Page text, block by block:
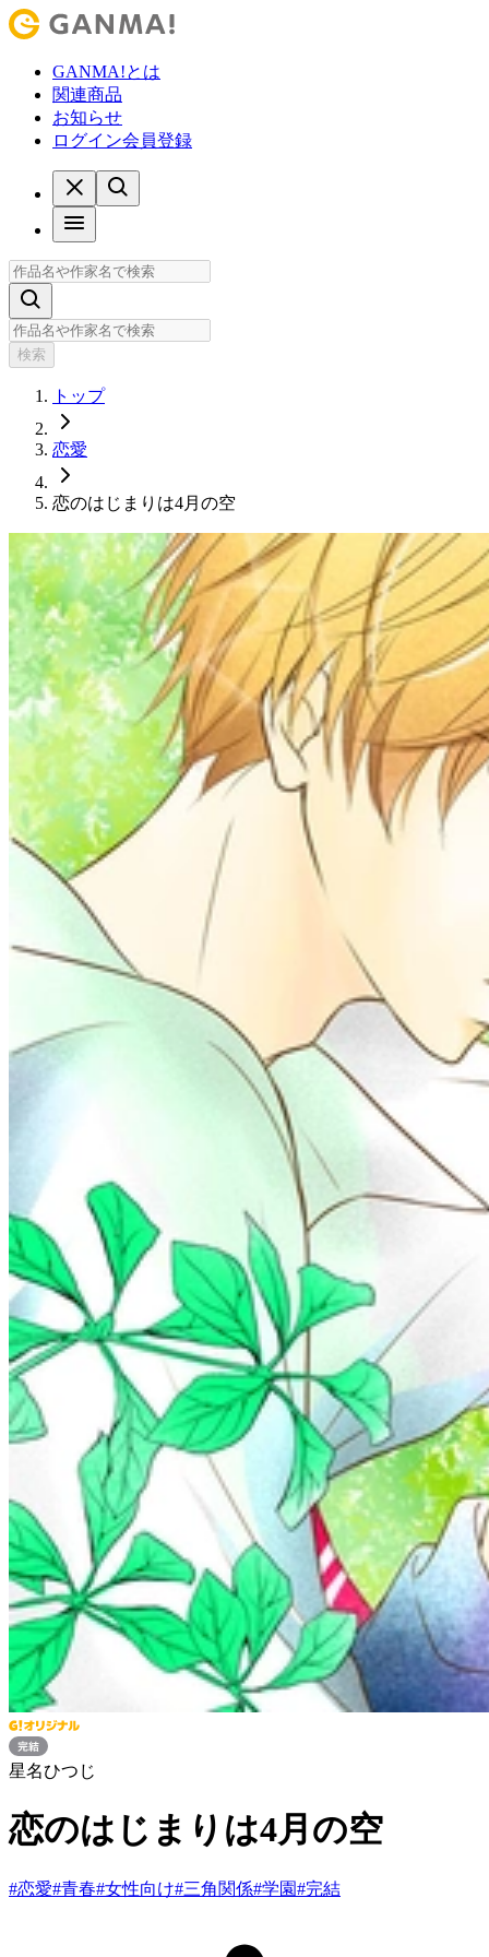
GANMA!とは
関連商品
お知らせ
ログイン会員登録
検索
トップ
恋愛
恋のはじまりは4月の空
星名ひつじ
恋のはじまりは4月の空
#恋愛#青春#女性向け#三角関係#学園#完結